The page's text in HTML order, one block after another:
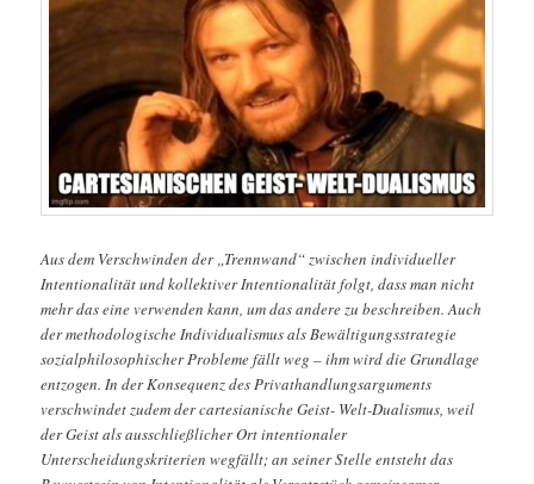
Aus dem Verschwinden der „Trennwand“ zwischen individueller
Intentionalität und kollektiver Intentionalität folgt, dass man nicht
mehr das eine verwenden kann, um das andere zu beschreiben. Auch
der methodologische Individualismus als Bewältigungsstrategie
sozialphilosophischer Probleme fällt weg – ihm wird die Grundlage
entzogen. In der Konsequenz des Privathandlungsarguments
verschwindet zudem der cartesianische Geist- Welt-Dualismus, weil
der Geist als ausschließlicher Ort intentionaler
Unterscheidungskriterien wegfällt; an seiner Stelle entsteht das